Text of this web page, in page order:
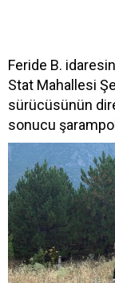
Feride B.
Stat Mahallesi
sürücüsünün
sonucu